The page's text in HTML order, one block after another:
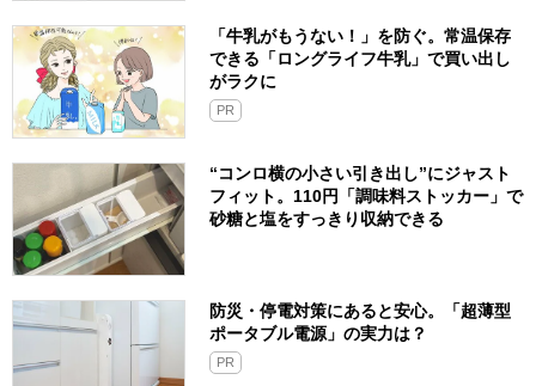
「牛乳がもうない！」を防ぐ。常温保存
できる「ロングライフ牛乳」で買い出し
がラクに
PR
“コンロ横の小さい引き出し”にジャスト
フィット。110円「調味料ストッカー」で
砂糖と塩をすっきり収納できる
防災・停電対策にあると安心。「超薄型
ポータブル電源」の実力は？​
PR